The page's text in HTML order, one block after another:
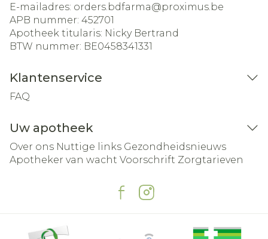
E-mailadres: orders.bdfarma@proximus.be
APB nummer: 452701
Apotheek titularis: Nicky Bertrand
BTW nummer: BE0458341331
Klantenservice
FAQ
Uw apotheek
Over ons Nuttige links Gezondheidsnieuws
Apotheker van wacht Voorschrift Zorgtarieven